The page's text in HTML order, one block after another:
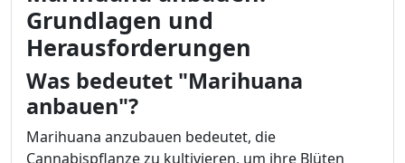
Grundlagen und
Herausforderungen
Was bedeutet "Marihuana
anbauen"?
Marihuana anzubauen bedeutet, die
Cannabispflanze zu kultivieren, um ihre Blüten